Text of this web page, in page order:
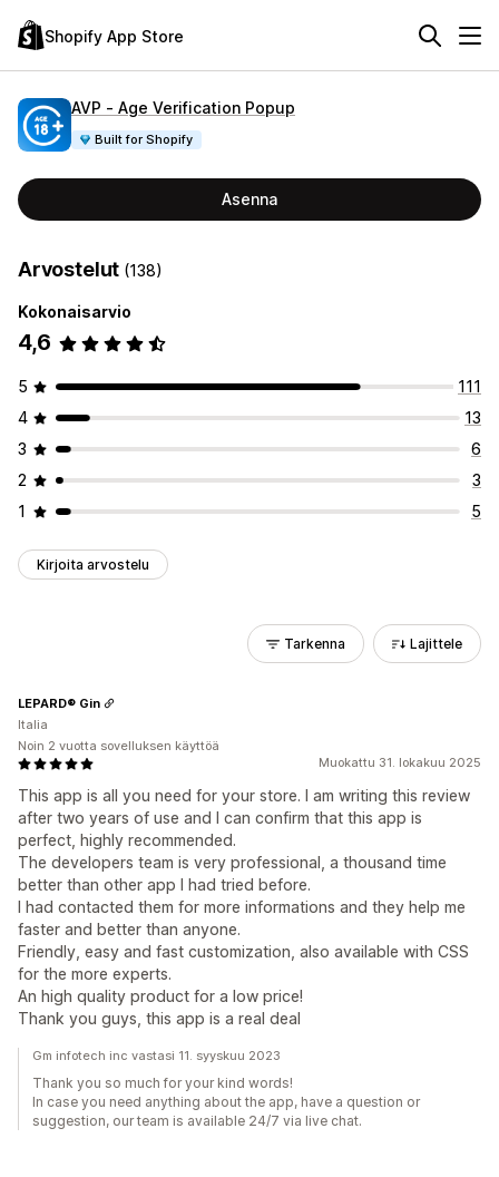
Shopify App Store
AVP ‑ Age Verification Popup
Built for Shopify
Asenna
Arvostelut (138)
Kokonaisarvio
4,6
5
111
4
13
3
6
2
3
1
5
Kirjoita arvostelu
Tarkenna Lajittele
Muokattu 31. lokakuu 2025
This app is all you need for your store. I am writing this review
after two years of use and I can confirm that this app is
perfect, highly recommended.
The developers team is very professional, a thousand time
better than other app I had tried before.
I had contacted them for more informations and they help me
faster and better than anyone.
Friendly, easy and fast customization, also available with CSS
for the more experts.
An high quality product for a low price!
Thank you guys, this app is a real deal
LEPARD® Gin
Italia
Noin 2 vuotta sovelluksen käyttöä
Gm infotech inc vastasi 11. syyskuu 2023
Thank you so much for your kind words!
In case you need anything about the app, have a question or
suggestion, our team is available 24/7 via live chat.